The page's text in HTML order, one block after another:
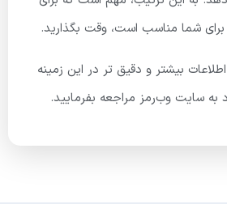
برای شما مناسب است، وقت بگذارید.
اطلاعات بیشتر و دقیق تر در این زمینه
به سایت وب‌رمز مراجعه بفرمایید.